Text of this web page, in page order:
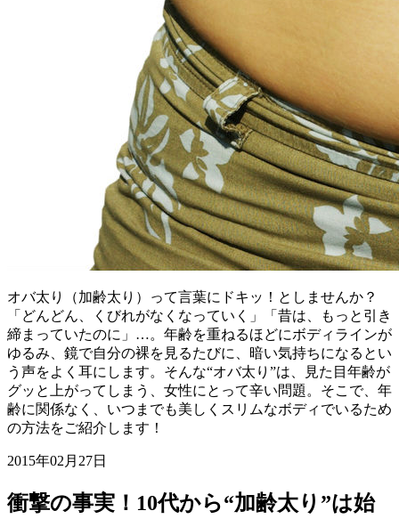
オバ太り（加齢太り）って言葉にドキッ！としませんか？
「どんどん、くびれがなくなっていく」「昔は、もっと引き
締まっていたのに」…。年齢を重ねるほどにボディラインが
ゆるみ、鏡で自分の裸を見るたびに、暗い気持ちになるとい
う声をよく耳にします。そんな“オバ太り”は、見た目年齢が
グッと上がってしまう、女性にとって辛い問題。そこで、年
齢に関係なく、いつまでも美しくスリムなボディでいるため
の方法をご紹介します！
2015年02月27日
衝撃の事実！10代から“加齢太り”は始